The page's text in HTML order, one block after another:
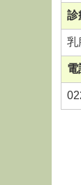
診
乳
電